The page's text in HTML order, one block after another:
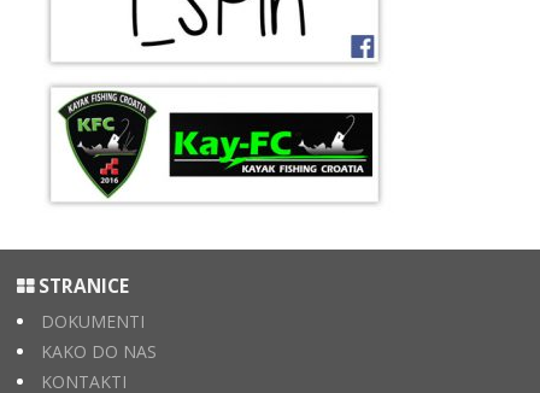
STRANICE
DOKUMENTI
KAKO DO NAS
KONTAKTI